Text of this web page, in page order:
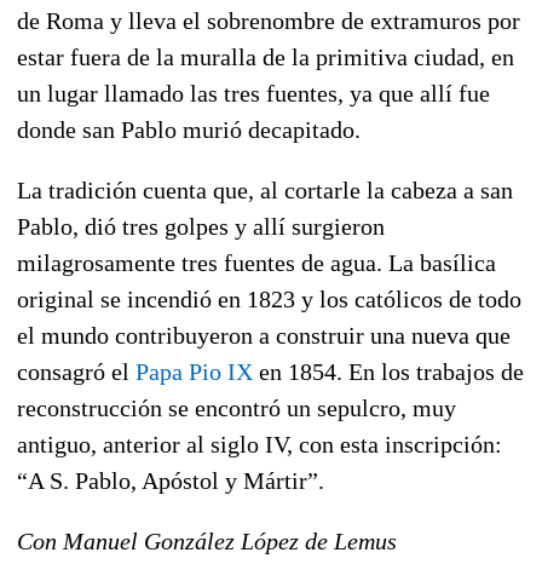
de Roma y lleva el sobrenombre de extramuros por
estar fuera de la muralla de la primitiva ciudad, en
un lugar llamado las tres fuentes, ya que allí fue
donde san Pablo murió decapitado.
La tradición cuenta que, al cortarle la cabeza a san
Pablo, dió tres golpes y allí surgieron
milagrosamente tres fuentes de agua. La basílica
original se incendió en 1823 y los católicos de todo
el mundo contribuyeron a construir una nueva que
consagró el Papa Pio IX en 1854. En los trabajos de
reconstrucción se encontró un sepulcro, muy
antiguo, anterior al siglo IV, con esta inscripción:
“A S. Pablo, Apóstol y Mártir”.
Con Manuel González López de Lemus